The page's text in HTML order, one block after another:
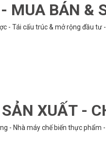
MUA BÁN &
- Tái cấu trúc & mở rộng đầu
XUẤT -
- Nhà máy chế biến thực phẩm